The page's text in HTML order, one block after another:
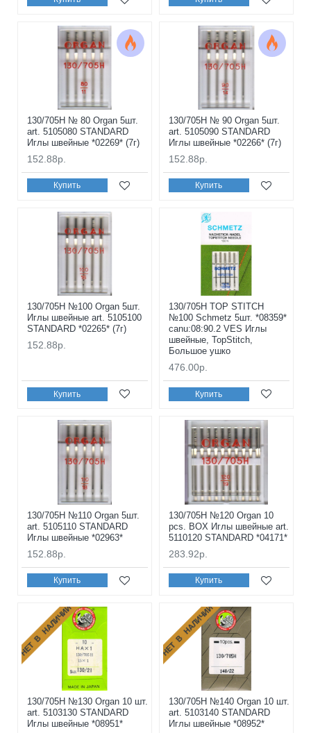
130/705H № 80 Organ 5шт.
art. 5105080 STANDARD
Иглы швейные *02269* (7г)
152.88р.
Купить
130/705H № 90 Organ 5шт.
art. 5105090 STANDARD
Иглы швейные *02266* (7г)
152.88р.
Купить
130/705H №100 Organ 5шт.
Иглы швейные art. 5105100
STANDARD *02265* (7г)
152.88р.
Купить
130/705H TOP STITCH
№100 Schmetz 5шт. *08359*
canu:08:90.2 VES Иглы
швейные, TopStitch,
Большое ушко
476.00р.
Купить
130/705H №110 Organ 5шт.
art. 5105110 STANDARD
Иглы швейные *02963*
152.88р.
Купить
130/705H №120 Organ 10
pcs. BOX Иглы швейные art.
5110120 STANDARD *04171*
283.92р.
Купить
НЕТ В НАЛИЧИИ
130/705H №130 Organ 10 шт.
art. 5103130 STANDARD
Иглы швейные *08951*
НЕТ В НАЛИЧИИ
130/705H №140 Organ 10 шт.
art. 5103140 STANDARD
Иглы швейные *08952*